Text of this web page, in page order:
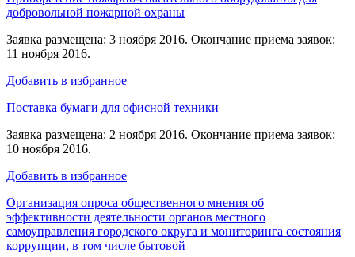
добровольной пожарной охраны
Заявка размещена: 3 ноября 2016. Окончание приема заявок:
11 ноября 2016.
Добавить в избранное
Поставка бумаги для офисной техники
Заявка размещена: 2 ноября 2016. Окончание приема заявок:
10 ноября 2016.
Добавить в избранное
Организация опроса общественного мнения об
эффективности деятельности органов местного
самоуправления городского округа и мониторинга состояния
коррупции, в том числе бытовой